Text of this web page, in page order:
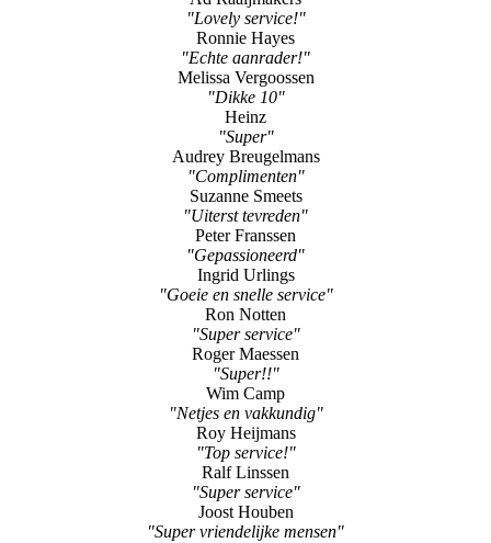
"Lovely service!"
Ronnie Hayes
"Echte aanrader!"
Melissa Vergoossen
"Dikke 10"
Heinz
"Super"
Audrey Breugelmans
"Complimenten"
Suzanne Smeets
"Uiterst tevreden"
Peter Franssen
"Gepassioneerd"
Ingrid Urlings
"Goeie en snelle service"
Ron Notten
"Super service"
Roger Maessen
"Super!!"
Wim Camp
"Netjes en vakkundig"
Roy Heijmans
"Top service!"
Ralf Linssen
"Super service"
Joost Houben
"Super vriendelijke mensen"